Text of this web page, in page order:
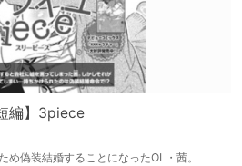
編】3piece
め偽装結婚することになったOL・茜。